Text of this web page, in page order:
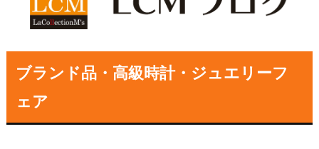
ブランド品・高級時計・ジュエリーフ
ェア